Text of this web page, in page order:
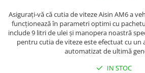
Asigurați-vă că cutia de viteze Aisin AM6 a
funcționează în parametri optimi cu
include 9 litri de ulei și manopera noastră
pentru cutia de viteze este efectuat cu un
automatizat de ultimă
IN STOC